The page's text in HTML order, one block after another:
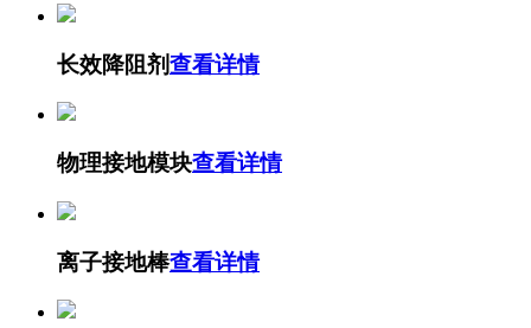
长效降阻剂查看详情
物理接地模块查看详情
离子接地棒查看详情